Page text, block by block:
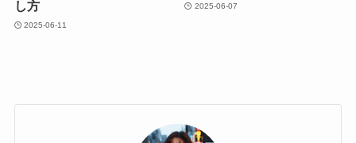
し方
2025-06-11
2025-06-07